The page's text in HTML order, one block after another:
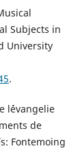
Subjects in
University
.
l´évangelie
de
Fontemoing